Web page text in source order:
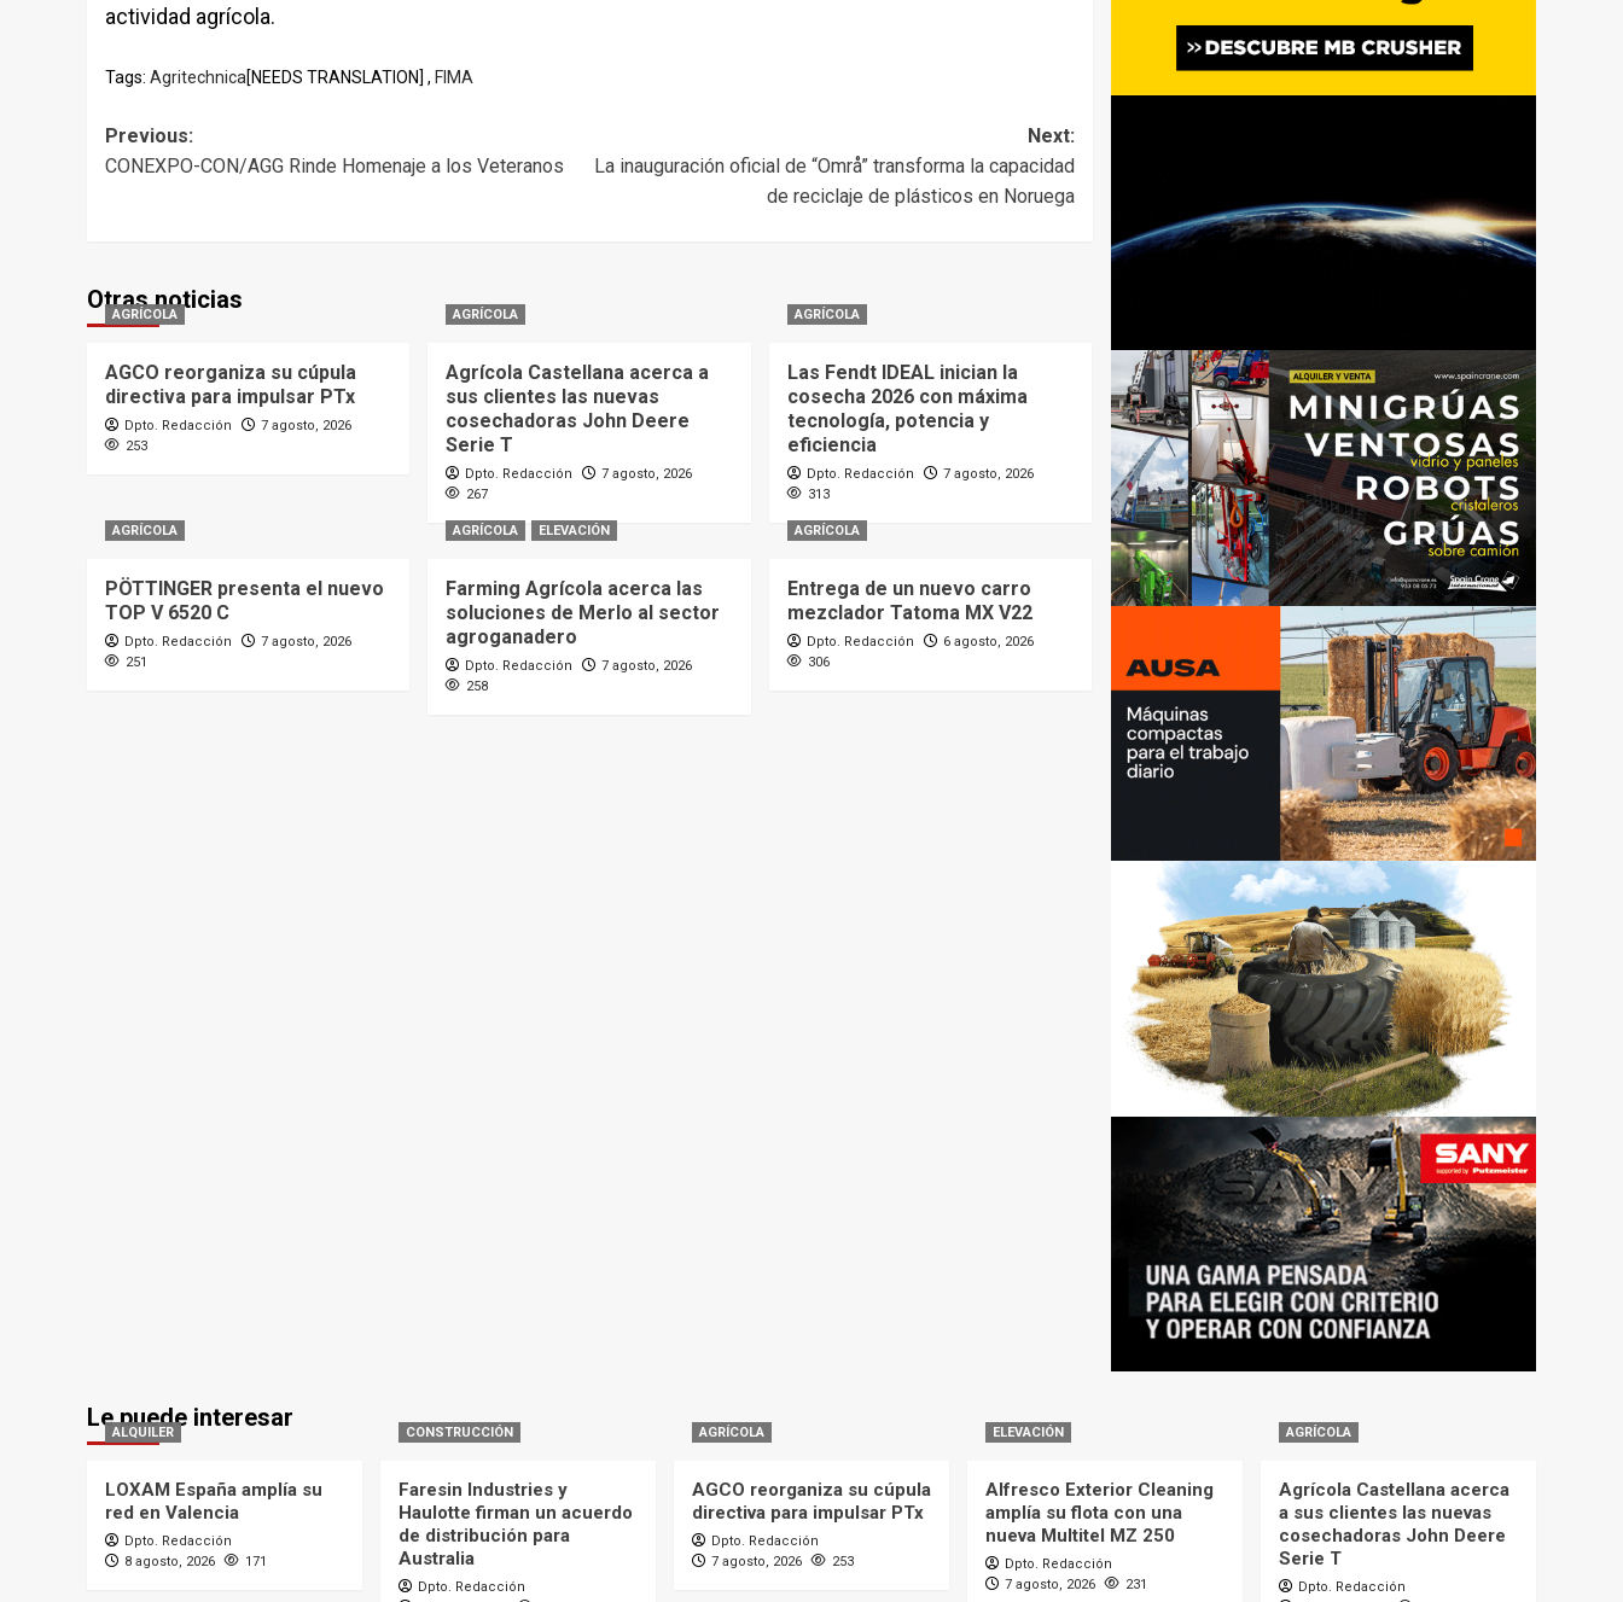
actividad agrícola.
Tags: Agritechnica[NEEDS TRANSLATION] , FIMA
Post
Previous:
CONEXPO-CON/AGG Rinde Homenaje a los Veteranos
Next:
La inauguración oficial de “Områ” transforma la capacidad
de reciclaje de plásticos en Noruega
Otras noticias
AGRÍCOLA
AGCO reorganiza su cúpula
directiva para impulsar PTx
Dpto. Redacción
7 agosto, 2026
253
AGRÍCOLA
Agrícola Castellana acerca a
sus clientes las nuevas
cosechadoras John Deere
Serie T
Dpto. Redacción
7 agosto, 2026
267
AGRÍCOLA
Las Fendt IDEAL inician la
cosecha 2026 con máxima
tecnología, potencia y
eficiencia
Dpto. Redacción
7 agosto, 2026
313
AGRÍCOLA
PÖTTINGER presenta el nuevo
TOP V 6520 C
Dpto. Redacción
7 agosto, 2026
251
AGRÍCOLA ELEVACIÓN
Farming Agrícola acerca las
soluciones de Merlo al sector
agroganadero
Dpto. Redacción
7 agosto, 2026
258
AGRÍCOLA
Entrega de un nuevo carro
mezclador Tatoma MX V22
Dpto. Redacción
6 agosto, 2026
306
Le puede interesar
ALQUILER
LOXAM España amplía su
red en Valencia
Dpto. Redacción
8 agosto, 2026
171
CONSTRUCCIÓN
Faresin Industries y
Haulotte firman un acuerdo
de distribución para
Australia
Dpto. Redacción
AGRÍCOLA
AGCO reorganiza su cúpula
directiva para impulsar PTx
Dpto. Redacción
7 agosto, 2026
253
ELEVACIÓN
Alfresco Exterior Cleaning
amplía su flota con una
nueva Multitel MZ 250
Dpto. Redacción
7 agosto, 2026
231
AGRÍCOLA
Agrícola Castellana acerca
a sus clientes las nuevas
cosechadoras John Deere
Serie T
Dpto. Redacción